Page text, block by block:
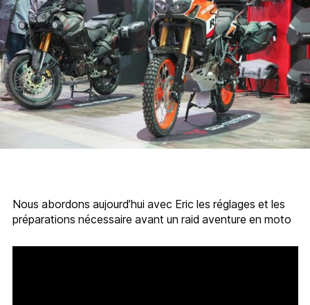
Nous abordons aujourd’hui avec Eric les réglages et les
préparations nécessaire avant un raid aventure en moto